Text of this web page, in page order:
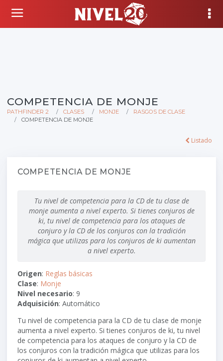
COMPETENCIA DE MONJE
PATHFINDER 2 CLASES MONJE
RASGOS DE CLASE
COMPETENCIA DE MONJE
Listado
COMPETENCIA DE MONJE
Tu nivel de competencia para la CD de tu clase de
monje aumenta a nivel experto. Si tienes conjuros de
ki, tu nivel de competencia para los ataques de
conjuro y la CD de los conjuros con la tradición
mágica que utilizas para los conjuros de ki aumentan
a nivel experto.
Origen: Reglas básicas
Clase: Monje
Nivel necesario: 9
Adquisición: Automático
Tu nivel de competencia para la CD de tu clase de monje
aumenta a nivel experto. Si tienes conjuros de ki, tu nivel
de competencia para los ataques de conjuro y la CD de
los conjuros con la tradición mágica que utilizas para los